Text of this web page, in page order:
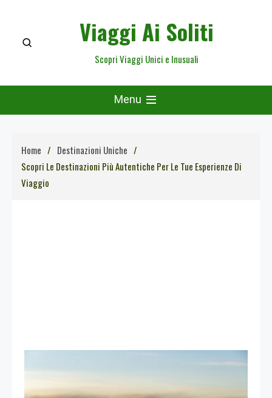
content
Viaggi Ai Soliti
Scopri Viaggi Unici e Inusuali
Menu
Home
Destinazioni Uniche
Scopri Le Destinazioni Più Autentiche Per Le Tue Esperienze Di
Viaggio